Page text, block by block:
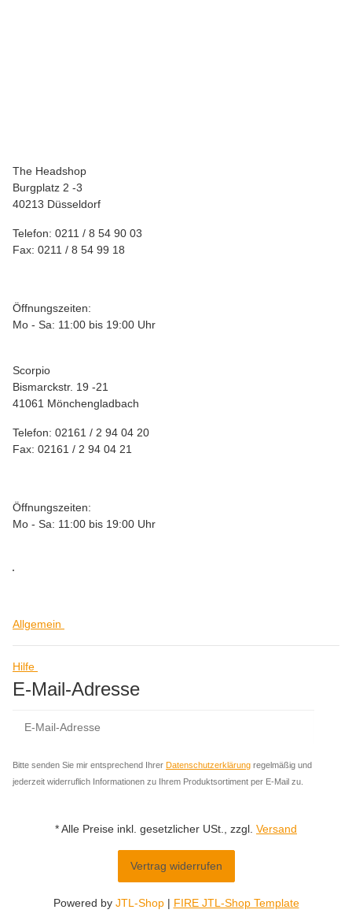
The Headshop
Burgplatz 2 -3
40213 Düsseldorf
Telefon: 0211 / 8 54 90 03
Fax: 0211 / 8 54 99 18
Öffnungszeiten:
Mo - Sa: 11:00 bis 19:00 Uhr
Scorpio
Bismarckstr. 19 -21
41061 Mönchengladbach
Telefon: 02161 / 2 94 04 20
Fax: 02161 / 2 94 04 21
Öffnungszeiten:
Mo - Sa: 11:00 bis 19:00 Uhr
Allgemein
Hilfe
E-Mail-Adresse
Bitte senden Sie mir entsprechend Ihrer Datenschutzerklärung regelmäßig und
jederzeit widerruflich Informationen zu Ihrem Produktsortiment per E-Mail zu.
* Alle Preise inkl. gesetzlicher USt., zzgl. Versand
Vertrag widerrufen
Powered by JTL-Shop | FIRE JTL-Shop Template